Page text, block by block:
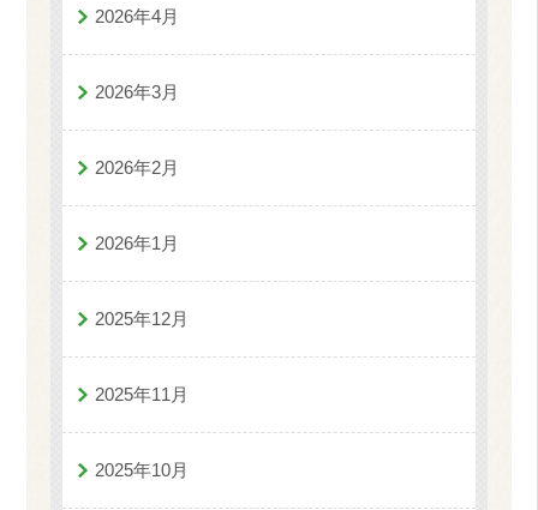
2026年4月
2026年3月
2026年2月
2026年1月
2025年12月
2025年11月
2025年10月